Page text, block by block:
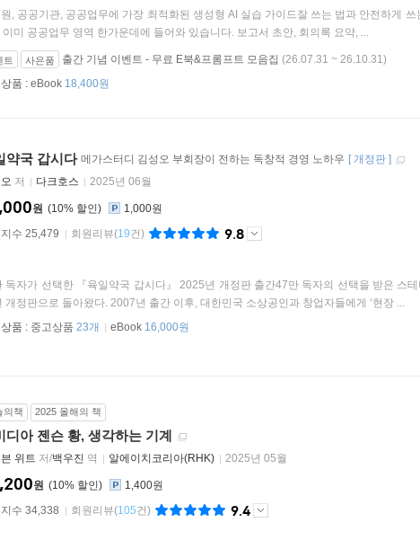
, 공공기관, 공공업무에 가장 최적화된 생성형 AI 실습 가이드잘 쓰는 법과 안전하게
이미 공공업무 영역 한가운데에 들어와 있습니다. 보고서 초안, 회의록 요약, ...
트 사은품 출간 기념 이벤트 - 무료 E북&프롬프트 모음집 (26.07.31 ~ 26.10.31)
품 : eBook 18,400원
약국 갑시다 메가스터디 김성오 부회장이 전하는 독창적 경영 노하우 [개정판 ]
저 다크호스 2025년 06월
10%
원
1,000원
수 25,479
회원리뷰(19건) 9.8
독자가 선택한 『육일약국 갑시다』 2025년 개정판 출간47만 독자의 선택을 받은 스
개정판으로 돌아왔다. 2007년 출간 이후, 대한민국 소상공인과 창업자들에게 ‘현장 ...
품 : 중고상품 23개 eBook 16,000원
의책 2025 올해의 책
디아 젠슨 황, 생각하는 기계
위트 저/백우진 역 알에이치코리아(RHK) 2025년 05월
10%
원
1,400원
수 34,338
회원리뷰(105건) 9.4